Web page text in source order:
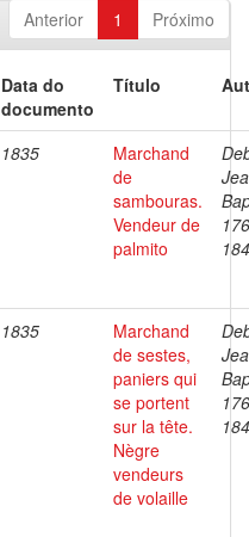
Anterior 1 Próximo
Data do
documento
Título
1835
Marchand
de
sambouras.
Vendeur de
palmito
1835
Marchand
de sestes,
paniers qui
se portent
sur la tête.
Nègre
vendeurs
de volaille